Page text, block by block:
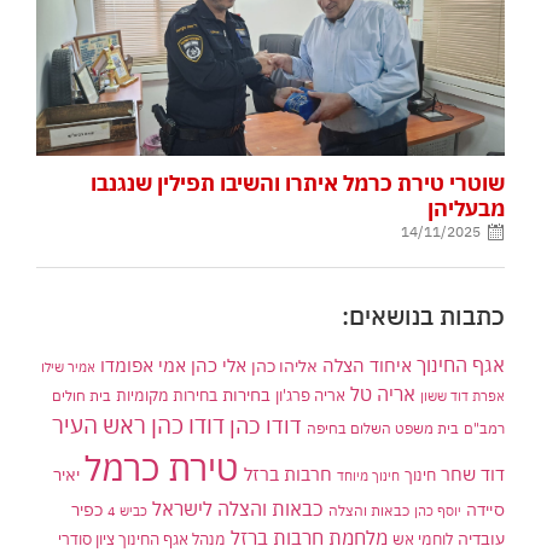
שוטרי טירת כרמל איתרו והשיבו תפילין שנגנבו
מבעליהן
14/11/2025
כתבות בנושאים:
אגף החינוך איחוד הצלה אליהו כהן אלי כהן אמי אפומדו אמיר שילו
אפרת דוד ששון אריה טל אריה פרג'ון בחירות בחירות מקומיות בית חולים
רמב"ם בית משפט השלום בחיפה דודו כהן דודו כהן ראש העיר
דוד שחר חינוך חינוך מיוחד חרבות ברזל טירת כרמל יאיר
סיידה יוסף כהן כבאות והצלה כבאות והצלה לישראל כביש 4
כפיר
עובדיה לוחמי אש מלחמת חרבות ברזל מנהל אגף החינוך ציון סודרי